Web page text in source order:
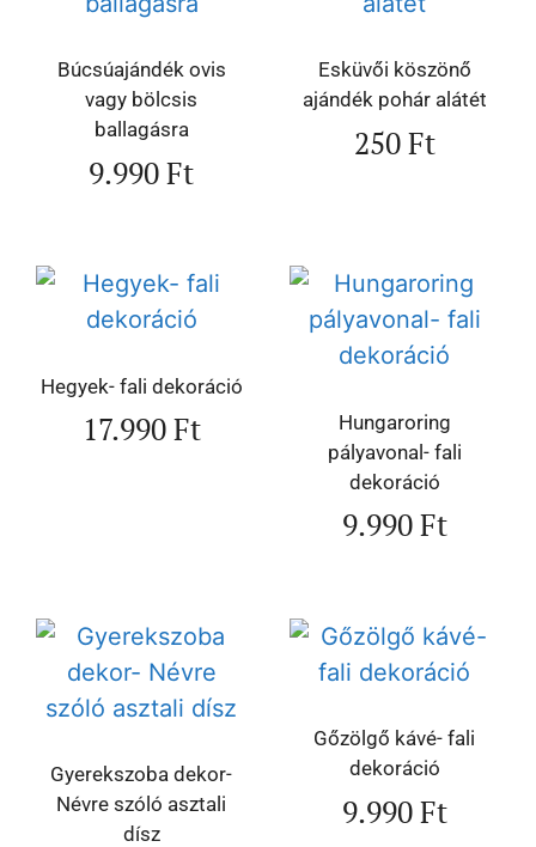
Búcsúajándék ovis
vagy bölcsis
ballagásra
9.990Ft
Esküvői köszönő
ajándék pohár alátét
250Ft
Hegyek- fali dekoráció
17.990Ft
Hungaroring
pályavonal- fali
dekoráció
9.990Ft
Gyerekszoba dekor-
Névre szóló asztali
dísz
Gőzölgő kávé- fali
dekoráció
9.990Ft